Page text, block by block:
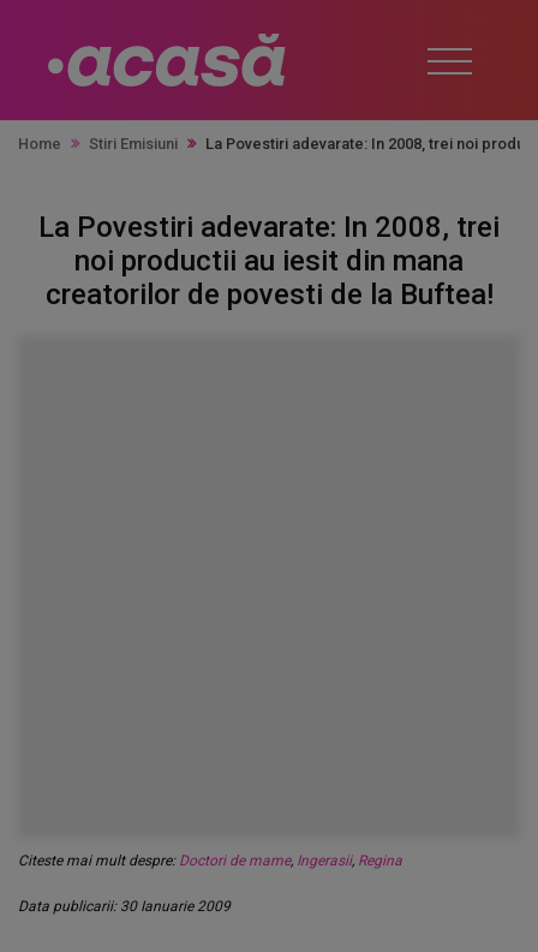
Home Stiri Emisiuni La Povestiri adevarate: In 2008, trei noi
La Povestiri adevarate: In 2008, trei
noi productii au iesit din mana
creatorilor de povesti de la Buftea!
Citeste mai mult despre: Doctori de mame, Ingerasii, Regina
Data publicarii: 30 Ianuarie 2009